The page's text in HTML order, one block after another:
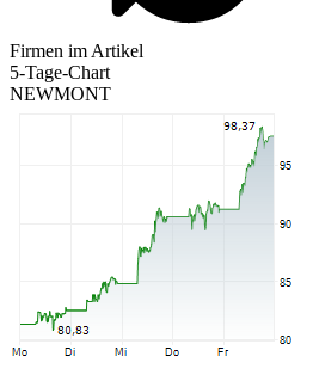
Firmen im Artikel
5-Tage-Chart
NEWMONT